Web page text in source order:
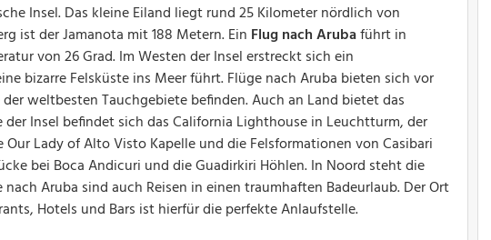
Insel. Das kleine Eiland liegt rund 25 Kilometer nördlich von
ist der Jamanota mit 188 Metern. Ein Flug nach Arubaführt in
von 26 Grad. Im Westen der Insel erstreckt sich ein
bizarre Felsküste ins Meer führt. Flüge nach Aruba bieten sich vor
weltbesten Tauchgebiete befinden. Auch an Land bietet das
Insel befindet sich das California Lighthouse in Leuchtturm, der
Lady of Alto Visto Kapelle und die Felsformationen von Casibari
bei Boca Andicuri und die Guadirkiri Höhlen. In Noord steht die
Aruba sind auch Reisen in einen traumhaften Badeurlaub. Der Ort
Hotels und Bars ist hierfür die perfekte Anlaufstelle.